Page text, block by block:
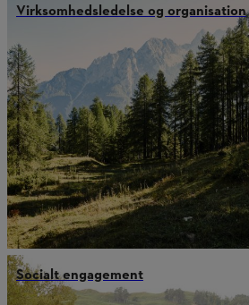
Virksomhedsledelse og organisation
Socialt engagement